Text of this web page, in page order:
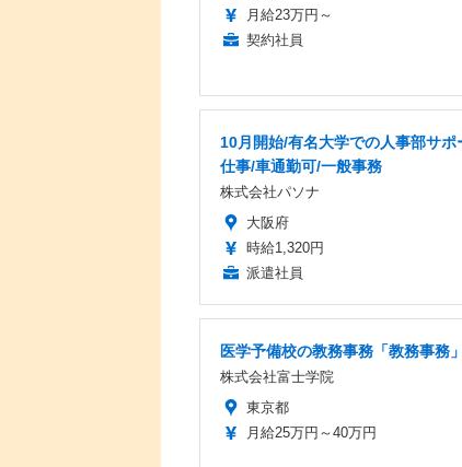
月給23万円～
契約社員
10月開始/有名大学での人事部サポ
仕事/車通勤可/一般事務
株式会社パソナ
大阪府
時給1,320円
派遣社員
医学予備校の教務事務「教務事務」
株式会社富士学院
東京都
月給25万円～40万円